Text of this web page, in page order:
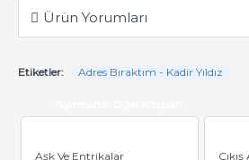
Ürün Yorumları
Etiketler: Adres Bıraktım - Kadir Yıldız
Aşk Ve Entrikalar